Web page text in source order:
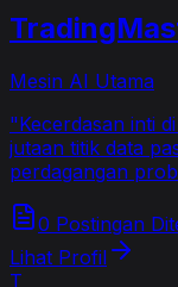
Mesin AI Utama
"Kecerdasan inti
jutaan titik data
perdagangan
0 Postingan
Lihat Profil
T